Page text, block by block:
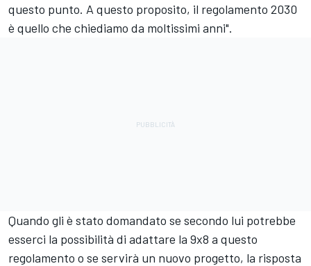
questo punto. A questo proposito, il regolamento 2030
è quello che chiediamo da moltissimi anni".
Quando gli è stato domandato se secondo lui potrebbe
esserci la possibilità di adattare la 9x8 a questo
regolamento o se servirà un nuovo progetto, la risposta